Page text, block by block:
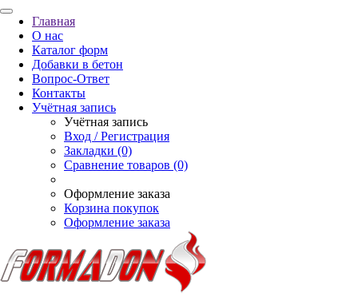
Главная
О нас
Каталог форм
Добавки в бетон
Вопрос-Ответ
Контакты
Учётная запись
Учётная запись
Вход / Регистрация
Закладки (0)
Сравнение товаров (0)
Оформление заказа
Корзина покупок
Оформление заказа